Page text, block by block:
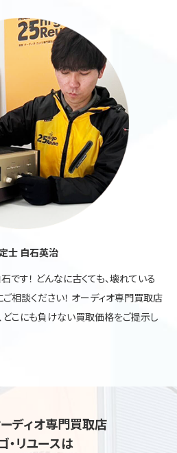
士 白石英治
す！ どんなに古くても、壊れている
相談ください！ オーディオ専門買取店
どこにも負けない買取価格をご提示し
ディオ専門買取店
・リユースは